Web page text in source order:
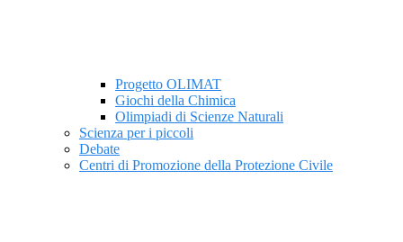
Progetto OLIMAT
Giochi della Chimica
Olimpiadi di Scienze Naturali
Scienza per i piccoli
Debate
Centri di Promozione della Protezione Civile